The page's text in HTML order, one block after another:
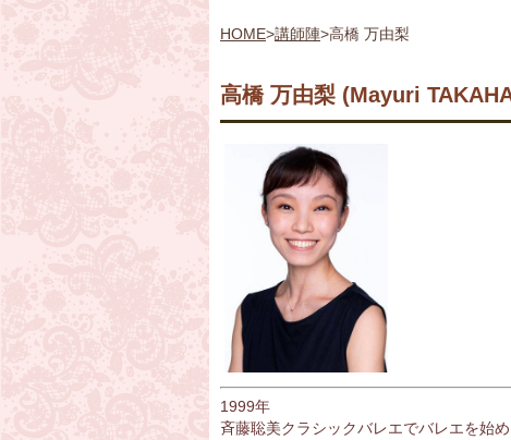
HOME>講師陣>高橋 万由梨
高橋 万由梨 (Mayuri
1999年
斉藤聡美クラシックバレエでバレエを